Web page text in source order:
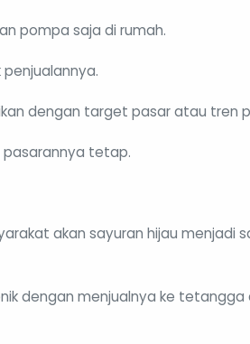
pompa saja di rumah.
dengan target pasar atau tren
pasarannya tetap.
akan sayuran hijau menjadi
dengan menjualnya ke